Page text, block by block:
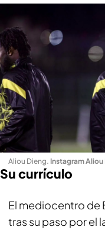
Aliou Dieng. Instagram Aliou
Su currículo
El mediocentro de
tras su paso por el